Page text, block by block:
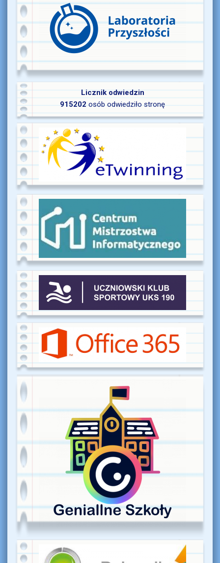
Licznik odwiedzin
915202 osób odwiedziło stronę